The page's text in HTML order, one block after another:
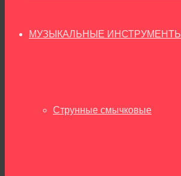
МУЗЫКАЛЬНЫЕ ИНСТРУМЕНТЫ
Струнные смычковые